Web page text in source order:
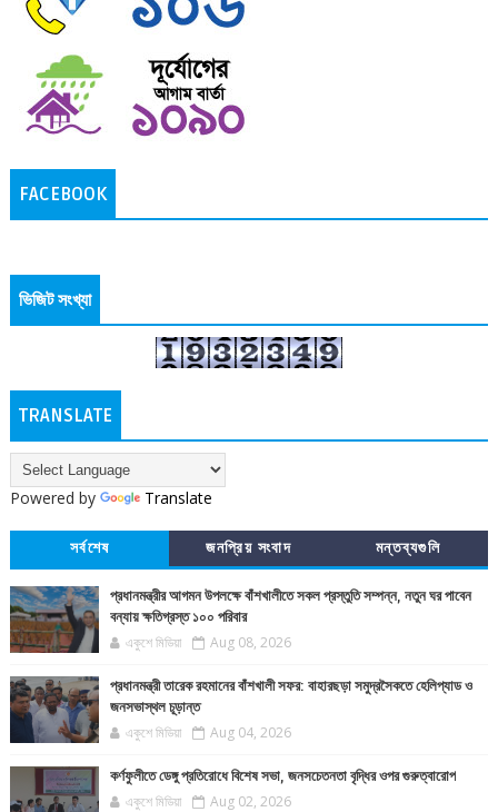
FACEBOOK
ভিজিট সংখ্যা
TRANSLATE
Powered by Translate
সর্বশেষ জনপ্রিয় সংবাদ মন্তব্যগুলি
প্রধানমন্ত্রীর আগমন উপলক্ষে বাঁশখালীতে সকল প্রস্তুতি সম্পন্ন, নতুন ঘর পাবেন
বন্যায় ক্ষতিগ্রস্ত ১০০ পরিবার
একুশে মিডিয়া Aug 08, 2026
প্রধানমন্ত্রী তারেক রহমানের বাঁশখালী সফর: বাহারছড়া সমুদ্রসৈকতে হেলিপ্যাড ও
জনসভাস্থল চূড়ান্ত
একুশে মিডিয়া Aug 04, 2026
কর্ণফুলীতে ডেঙ্গু প্রতিরোধে বিশেষ সভা, জনসচেতনতা বৃদ্ধির ওপর গুরুত্বারোপ
একুশে মিডিয়া Aug 02, 2026